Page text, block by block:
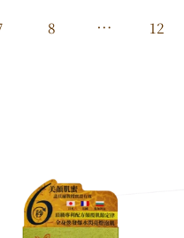
8 … 12